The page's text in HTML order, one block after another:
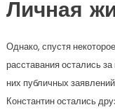
Личная
Однако, спустя
расставания остались
них публичных
Константин остались